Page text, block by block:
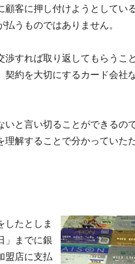
客に押し付けようとしてい
うものではありません。
すれば取り返してもらうこ
約を大切にするカード会社
と言い切ることができるの
解することで分かっていた
したとしま
」までに銀
盟店に支払